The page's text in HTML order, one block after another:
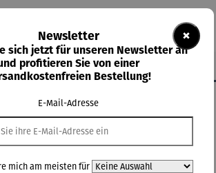
×
Newsletter
sich jetzt für unseren Newsletter an
profitieren Sie von einer
Bestellung!
E-Mail-Adresse
mich am meisten für